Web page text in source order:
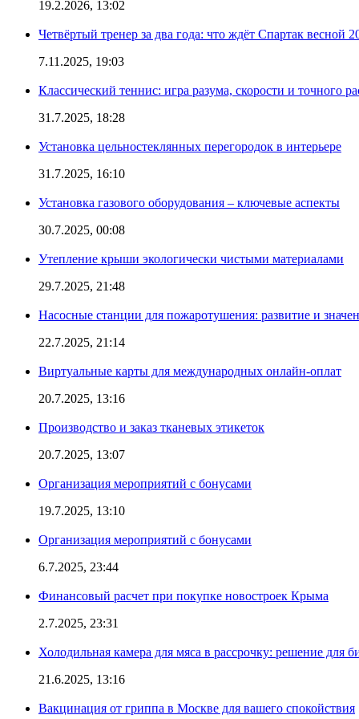
19.2.2026, 13:02
Четвёртый тренер за два года: что ждёт Спартак весной
7.11.2025, 19:03
Классический теннис: игра разума, скорости и точного
31.7.2025, 18:28
Установка цельностеклянных перегородок в интерьере
31.7.2025, 16:10
Установка газового оборудования – ключевые аспекты
30.7.2025, 00:08
Утепление крыши экологически чистыми материалами
29.7.2025, 21:48
Насосные станции для пожаротушения: развитие и
22.7.2025, 21:14
Виртуальные карты для международных онлайн-оплат
20.7.2025, 13:16
Производство и заказ тканевых этикеток
20.7.2025, 13:07
Организация мероприятий с бонусами
19.7.2025, 13:10
Организация мероприятий с бонусами
6.7.2025, 23:44
Финансовый расчет при покупке новостроек Крыма
2.7.2025, 23:31
Холодильная камера для мяса в рассрочку: решение для
21.6.2025, 13:16
Вакцинация от гриппа в Москве для вашего спокойствия